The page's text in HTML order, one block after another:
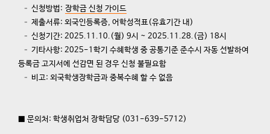
– 신청방법: 장학금 신청 가이드
– 제출서류: 외국인등록증, 어학성적표(유효기간 내)
– 신청기간: 2025.11.10.(월) 9시 ~ 2025.11.28.(금) 18시
– 기타사항: 2025-1학기 수혜학생 중 공통기준 준수시 자동 선발하여
등록금 고지서에 선감면 된 경우 신청 불필요함
– 비고: 외국학생장학금과 중복수혜 할 수 없음
■ 문의처: 학생취업처 장학담당 (031-639-5712)